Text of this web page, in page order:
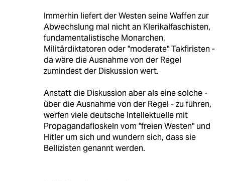
Immerhin liefert der Westen seine Waffen zur
Abwechslung mal nicht an Klerikalfaschisten,
fundamentalistische Monarchen,
Militärdiktatoren oder "moderate" Takfiristen -
da wäre die Ausnahme von der Regel
zumindest der Diskussion wert.
Anstatt die Diskussion aber als eine solche -
über die Ausnahme von der Regel - zu führen,
werfen viele deutsche Intellektuelle mit
Propagandafloskeln vom "freien Westen" und
Hitler um sich und wundern sich, dass sie
Bellizisten genannt werden.